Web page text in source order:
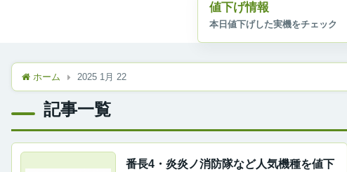
値下げ情報
ホーム 2025 1月 22
記事一覧
番長4・炎炎ノ消防隊など人気機種を値下